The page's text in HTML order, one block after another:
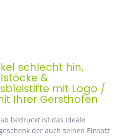
schlecht hin,
&
mit Logo /
Ihrer Gersthofen
bedruckt ist das Ideale
der auch seinen Einsatz